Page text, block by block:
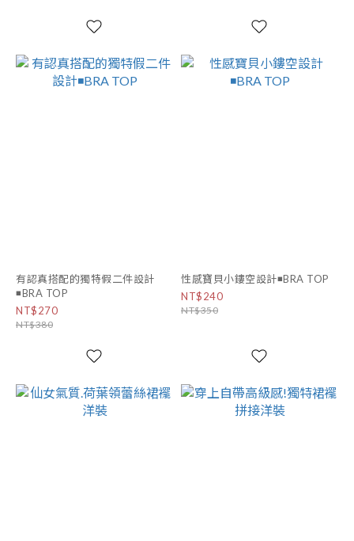
有認真搭配的獨特假二件設計
◾BRA TOP
NT$270
NT$380
性感寶貝小鏤空設計◾BRA TOP
NT$240
NT$350